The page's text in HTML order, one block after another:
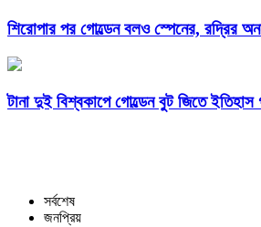
শিরোপার পর গোল্ডেন বলও স্পেনের, রদ্রির
টানা দুই বিশ্বকাপে গোল্ডেন বুট জিতে ইতিহাস
সর্বশেষ
জনপ্রিয়